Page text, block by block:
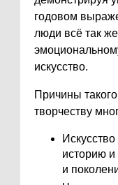
годовом
люди всё так
искусство.
Причины
творчеству
историю и
и